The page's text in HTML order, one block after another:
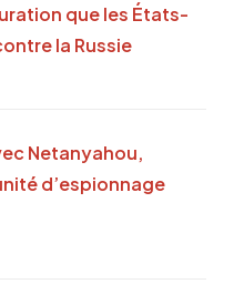
que les États-
la Russie
Netanyahou,
d’espionnage